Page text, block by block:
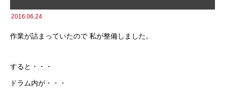
2016.06.24
作業が詰まっていたので 私が整備しました。
すると・・・
ドラム内が・・・